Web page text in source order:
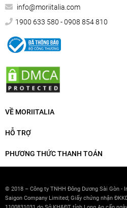
info@moriitalia.com
1900 633 580 - 0908 854 810
VỀ MORIITALIA
HỖ TRỢ
PHƯƠNG THỨC THANH TOÁN
© 2018 – Công ty TNHH Đông Dương Sài Gòn -
Saigon Company Limited; Giấy chứng nhận